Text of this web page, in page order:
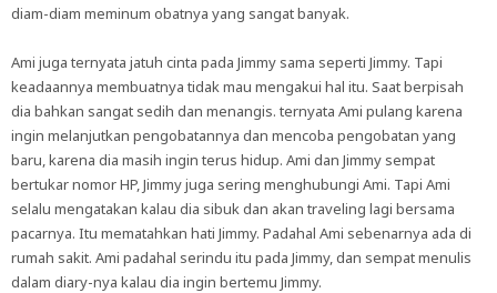
diam-diam meminum obatnya yang sangat banyak.
Ami juga ternyata jatuh cinta pada Jimmy sama seperti Jimmy. Tapi
keadaannya membuatnya tidak mau mengakui hal itu. Saat berpisah
dia bahkan sangat sedih dan menangis. ternyata Ami pulang karena
ingin melanjutkan pengobatannya dan mencoba pengobatan yang
baru, karena dia masih ingin terus hidup. Ami dan Jimmy sempat
bertukar nomor HP, Jimmy juga sering menghubungi Ami. Tapi Ami
selalu mengatakan kalau dia sibuk dan akan traveling lagi bersama
pacarnya. Itu mematahkan hati Jimmy. Padahal Ami sebenarnya ada di
rumah sakit. Ami padahal serindu itu pada Jimmy, dan sempat menulis
dalam diary-nya kalau dia ingin bertemu Jimmy.